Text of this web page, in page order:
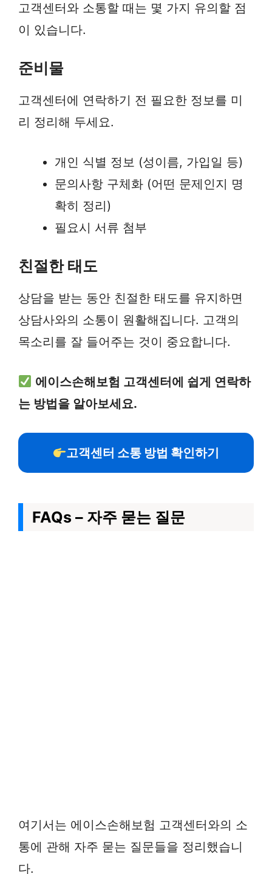
고객센터와 소통할 때는 몇 가지 유의할 점
이 있습니다.
준비물
고객센터에 연락하기 전 필요한 정보를 미
리 정리해 두세요.
개인 식별 정보 (성이름, 가입일 등)
문의사항 구체화 (어떤 문제인지 명
확히 정리)
필요시 서류 첨부
친절한 태도
상담을 받는 동안 친절한 태도를 유지하면
상담사와의 소통이 원활해집니다. 고객의
목소리를 잘 들어주는 것이 중요합니다.
에이스손해보험 고객센터에 쉽게 연락하
는 방법을 알아보세요.
고객센터 소통 방법 확인하기
FAQs – 자주 묻는 질문
여기서는 에이스손해보험 고객센터와의 소
통에 관해 자주 묻는 질문들을 정리했습니
다.